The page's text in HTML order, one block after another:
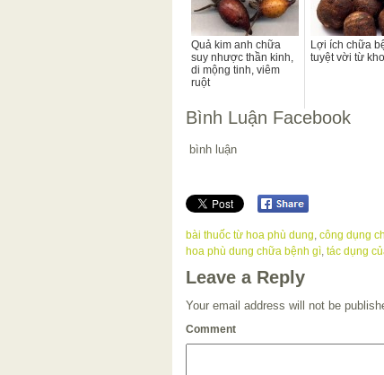
Quả kim anh chữa
suy nhược thần kinh,
di mộng tinh, viêm
ruột
Lợi ích chữa
tuyệt vời từ
Bình Luận Facebook
bình luận
bài thuốc từ hoa phù dung công dụng
hoa phù dung chữa bệnh gì tác dụng
Leave a Reply
Your email address will not be
Comment